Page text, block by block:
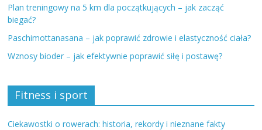
Plan treningowy na 5 km dla początkujących – jak zacząć
biegać?
Paschimottanasana – jak poprawić zdrowie i elastyczność ciała?
Wznosy bioder – jak efektywnie poprawić siłę i postawę?
Fitness i sport
Ciekawostki o rowerach: historia, rekordy i nieznane fakty